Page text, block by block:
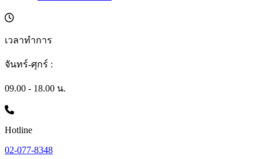
เวลาทำการ
จันทร์-ศุกร์ :
09.00 - 18.00 น.
Hotline
02-077-8348